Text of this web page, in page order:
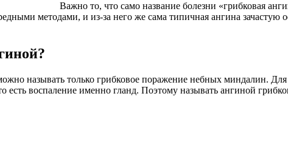
Важно то, что само название болезни «грибковая
методами, и из-за него же сама типичная ангина зачастую
называть только грибковое поражение небных миндалин.
воспаление именно гланд. Поэтому называть ангиной